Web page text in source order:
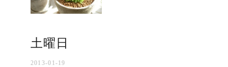
土曜日
2013-01-19